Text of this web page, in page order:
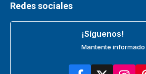
Redes sociales
¡Síguenos!
Mantente informado